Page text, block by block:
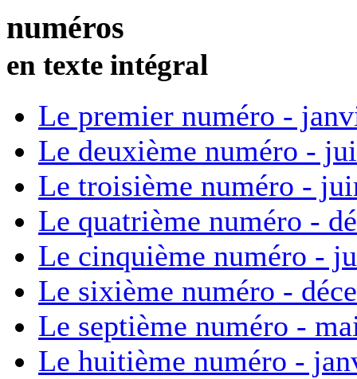
numéros
en texte intégral
Le premier numéro -
Le deuxième numéro -
Le troisième numéro -
Le quatrième numéro -
Le cinquième numéro -
Le sixième numéro -
Le septième numéro -
Le huitième numéro -